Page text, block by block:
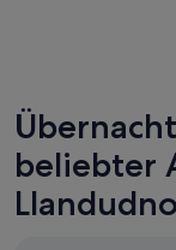
beliebter